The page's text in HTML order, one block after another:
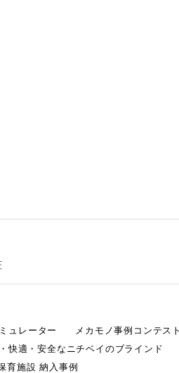
ュレーター
メカモノ事例コンテスト
快適・安全なニチベイのブラインド
育施設 納入事例